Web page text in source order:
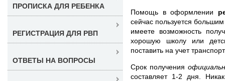
Помощь в оформлении
сейчас пользуется
имеете возможность
хорошую школу или
поставить на учет
Срок получения
составляет 1-2 дня.
ПРОПИСКА ДЛЯ РЕБЕНКА
РЕГИСТРАЦИЯ ДЛЯ РВП
ОТВЕТЫ НА ВОПРОСЫ